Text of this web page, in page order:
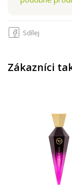
Sdílej
Zákazníci